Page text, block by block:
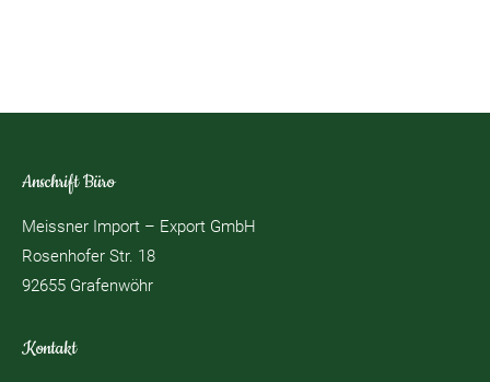
Anschrift Büro
Meissner Import – Export GmbH
Rosenhofer Str. 18
92655 Grafenwöhr
Kontakt